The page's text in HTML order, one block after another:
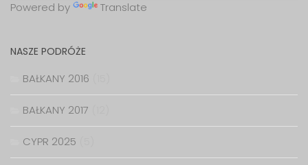
Powered by Translate
NASZE PODRÓŻE
BAŁKANY 2016
BAŁKANY 2017
CYPR 2025